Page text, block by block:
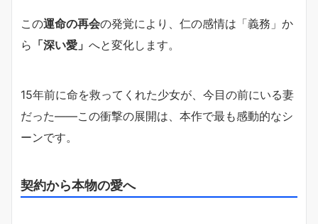
この運命の再会の発覚により、仁の感情は「義務」か
ら 「深い愛」 へと変化します。
15年前に命を救ってくれた少女が、今目の前にいる妻
だった――この衝撃の展開は、本作で最も感動的なシ
ーンです。
契約から本物の愛へ